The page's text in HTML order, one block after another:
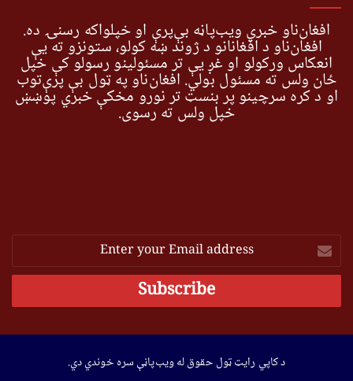
افغان‌ناو خبري ویب‌پاڼه بې‌پرې او خپلواکه رسنۍ ده.
افغان‌ناو د افغانانو د ژوند ښه کولو، ستونزو ته یې
انعکاس ورکولو او غږ یې تر مسئولینو رسولو کې خپل
ځان ولس ته مسئول بولي. افغان‌ناو په ټول بې پرې‌توب
او د کره سرچینو پر بنسټ تر نورو مخکې خبري پوښښ
خپل ولس ته رسوي.
Enter
your
Email
د کاپي رایټ ټول حقوق له ویب‌پاڼې سره خوندي دي.